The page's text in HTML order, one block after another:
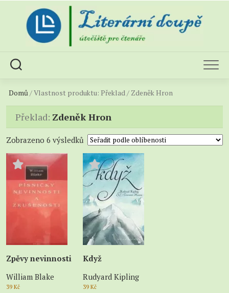
content
Domů/ Vlastnost produktu: Překlad / Zdeněk Hron
Překlad: Zdeněk Hron
Zobrazeno 6 výsledků Sorted
popularity
Zpěvy nevinnosti
William Blake
39 Kč
Když
Rudyard Kipling
39 Kč